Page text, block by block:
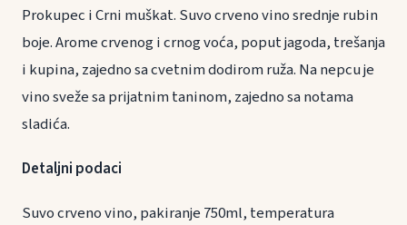
Prokupec i Crni muškat. Suvo crveno vino srednje rubin
boje. Arome crvenog i crnog voća, poput jagoda, trešanja
i kupina, zajedno sa cvetnim dodirom ruža. Na nepcu je
vino sveže sa prijatnim taninom, zajedno sa notama
sladića.
Detaljni podaci
Suvo crveno vino, pakiranje 750ml, temperatura